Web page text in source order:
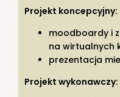
Projekt koncepcyjny:
moodboardy i
na wirtualnych
prezentacja
Projekt wykonawczy: